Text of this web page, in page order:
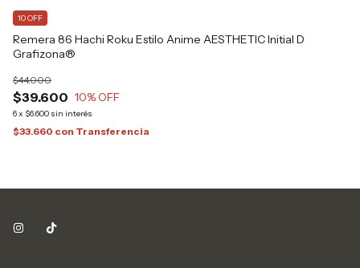
Remera 86 Hachi Roku Estilo Anime AESTHETIC Initial D
Grafizona®
$39.600
$44.000
10% OFF
6x $6.600 sin interés
10 OFF
$33.660 con Transferencia